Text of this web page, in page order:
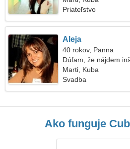
Priateľstvo
Aleja
40 rokov, Panna
Dúfam, že nájdem
Marti, Kuba
Svadba
Ako funguje